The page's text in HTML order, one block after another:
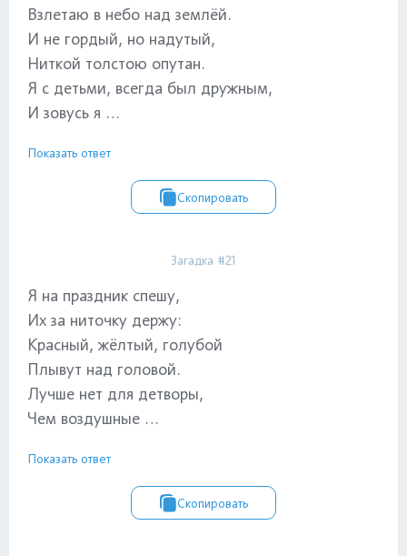
Взлетаю в небо над землёй.
И не гордый, но надутый,
Ниткой толстою опутан.
Я с детьми, всегда был дружным,
И зовусь я …
Показать ответ
Скопировать
Загадка #21
Я на праздник спешу,
Их за ниточку держу:
Красный, жёлтый, голубой
Плывут над головой.
Лучше нет для детворы,
Чем воздушные …
Показать ответ
Скопировать